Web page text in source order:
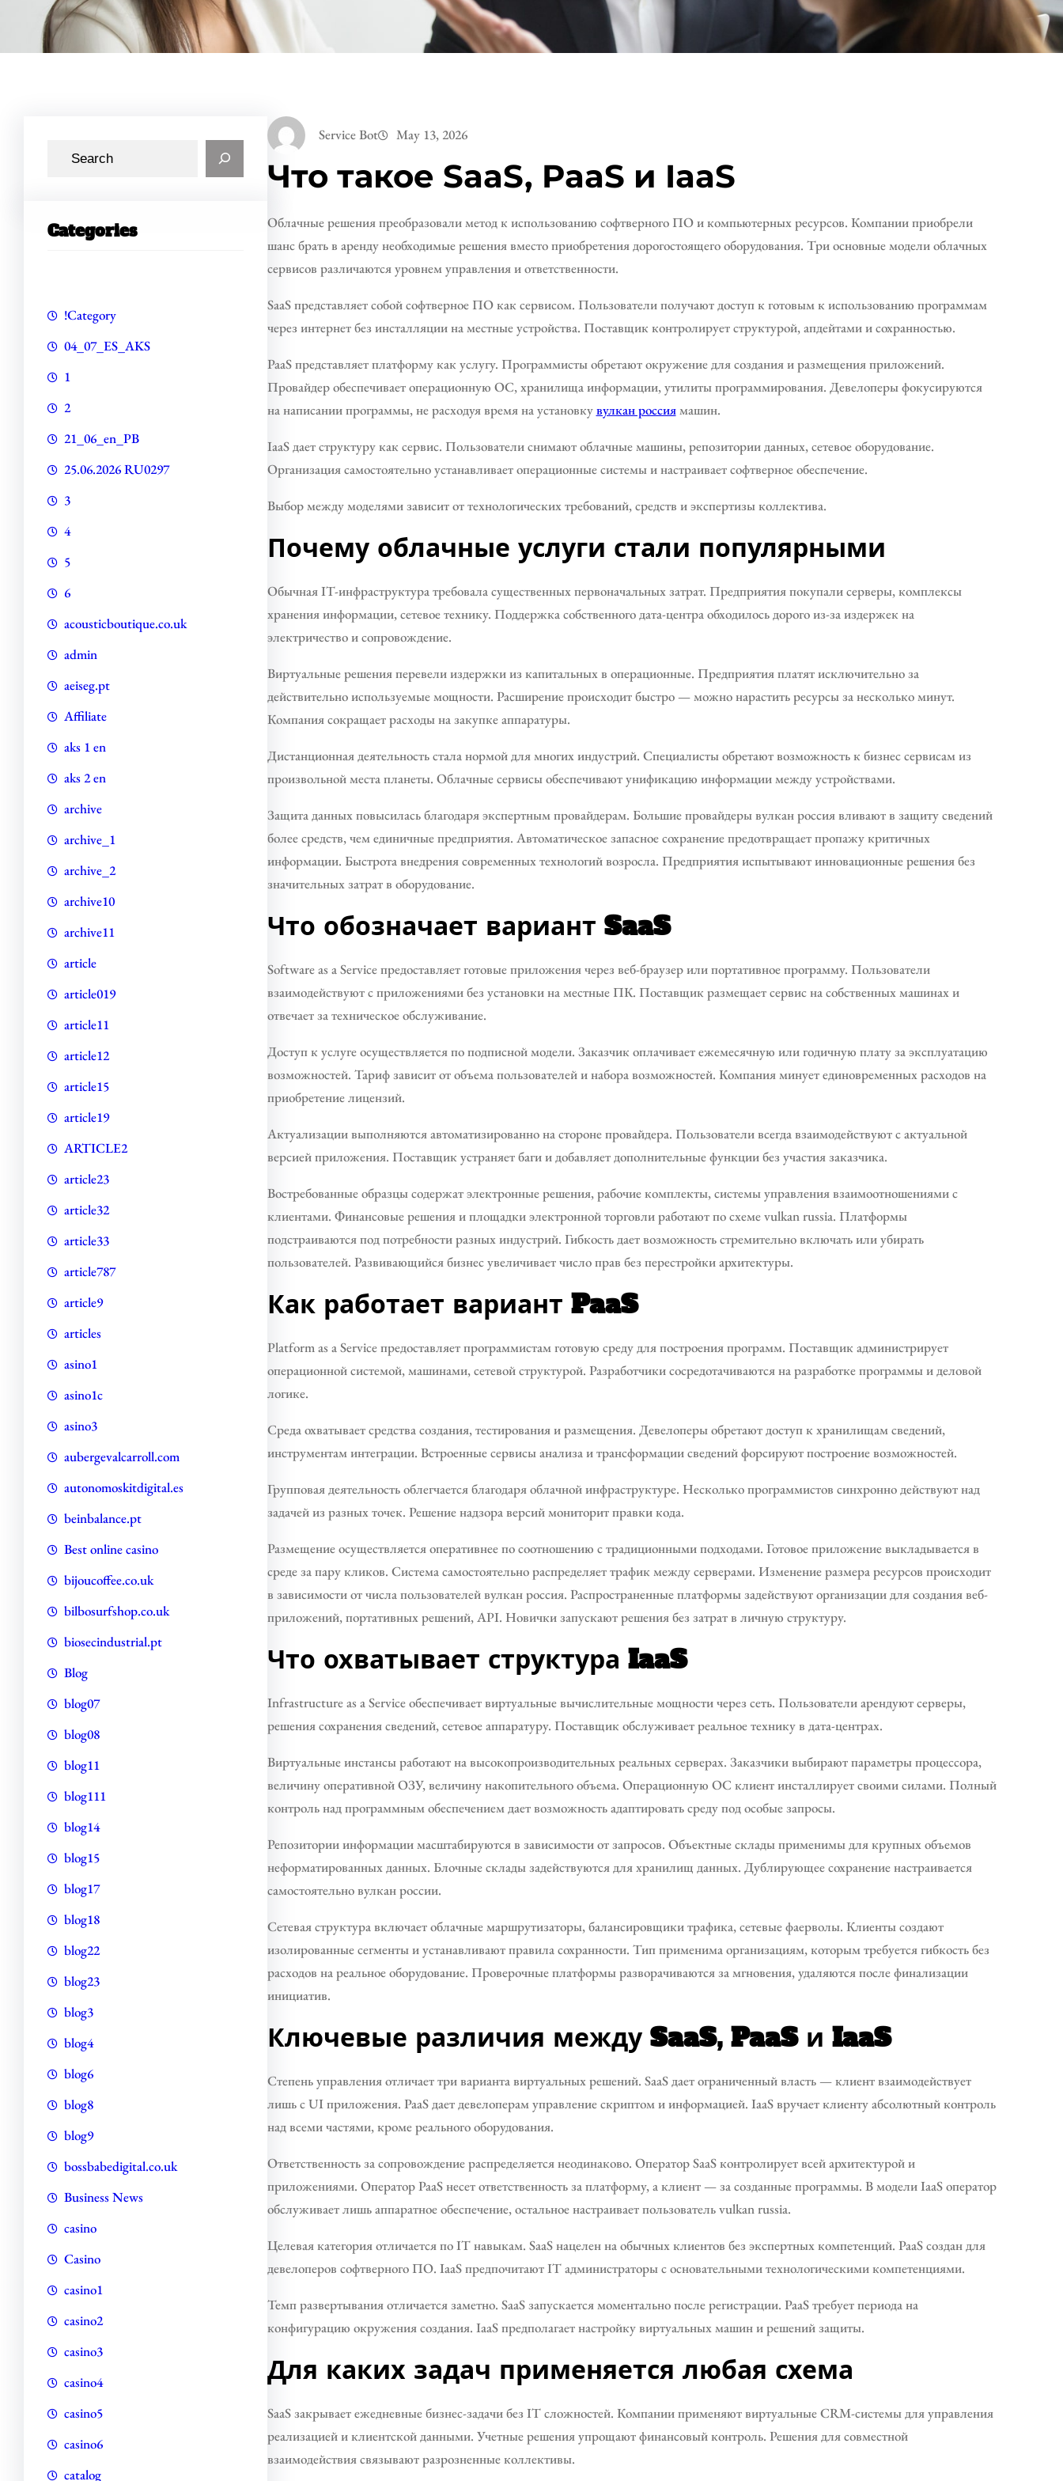
r
c
Categories
!Category
04_07_ES_AKS
1
2
21_06_en_PB
25.06.2026 RU0297
3
4
5
6
acousticboutique.co.uk
admin
aeiseg.pt
Affiliate
aks 1 en
aks 2 en
archive
archive_1
archive_2
archive10
archive11
article
article019
article11
article12
article15
article19
ARTICLE2
article23
article32
article33
article787
article9
articles
asino1
asino1c
asino3
aubergevalcarroll.com
autonomoskitdigital.es
beinbalance.pt
Best online casino
bijoucoffee.co.uk
bilbosurfshop.co.uk
biosecindustrial.pt
Blog
blog07
blog08
blog11
blog111
blog14
blog15
blog17
blog18
blog22
blog23
blog3
blog4
blog6
blog8
blog9
bossbabedigital.co.uk
Business News
casino
Casino
casino1
casino2
casino3
casino4
casino5
casino6
catalog
Service Bot May 13, 2026
Что такое SaaS, PaaS и IaaS
Облачные решения преобразовали метод к использованию софтверного ПО и компьютерных ресурсов. Компании приобрели
шанс брать в аренду необходимые решения вместо приобретения дорогостоящего оборудования. Три основные модели облачных
сервисов различаются уровнем управления и ответственности.
SaaS представляет собой софтверное ПО как сервисом. Пользователи получают доступ к готовым к использованию программам
через интернет без инсталляции на местные устройства. Поставщик контролирует структурой, апдейтами и сохранностью.
PaaS представляет платформу как услугу. Программисты обретают окружение для создания и размещения приложений.
Провайдер обеспечивает операционную ОС, хранилища информации, утилиты программирования. Девелоперы фокусируются
на написании программы, не расходуя время на установкувулкан россиямашин.
IaaS дает структуру как сервис. Пользователи снимают облачные машины, репозитории данных, сетевое оборудование.
Организация самостоятельно устанавливает операционные системы и настраивает софтверное обеспечение.
Выбор между моделями зависит от технологических требований, средств и экспертизы коллектива.
Почему облачные услуги стали популярными
Обычная IT-инфраструктура требовала существенных первоначальных затрат. Предприятия покупали серверы, комплексы
хранения информации, сетевое технику. Поддержка собственного дата-центра обходилось дорого из-за издержек на
электричество и сопровождение.
Виртуальные решения перевели издержки из капитальных в операционные. Предприятия платят исключительно за
действительно используемые мощности. Расширение происходит быстро — можно нарастить ресурсы за несколько минут.
Компания сокращает расходы на закупке аппаратуры.
Дистанционная деятельность стала нормой для многих индустрий. Специалисты обретают возможность к бизнес сервисам из
произвольной места планеты. Облачные сервисы обеспечивают унификацию информации между устройствами.
Защита данных повысилась благодаря экспертным провайдерам. Большие провайдеры вулкан россия вливают в защиту сведений
более средств, чем единичные предприятия. Автоматическое запасное сохранение предотвращает пропажу критичных
информации. Быстрота внедрения современных технологий возросла. Предприятия испытывают инновационные решения без
значительных затрат в оборудование.
Что обозначает вариант SaaS
Software as a Service предоставляет готовые приложения через веб-браузер или портативное программу. Пользователи
взаимодействуют с приложениями без установки на местные ПК. Поставщик размещает сервис на собственных машинах и
отвечает за техническое обслуживание.
Доступ к услуге осуществляется по подписной модели. Заказчик оплачивает ежемесячную или годичную плату за эксплуатацию
возможностей. Тариф зависит от объема пользователей и набора возможностей. Компания минует единовременных расходов на
приобретение лицензий.
Актуализации выполняются автоматизированно на стороне провайдера. Пользователи всегда взаимодействуют с актуальной
версией приложения. Поставщик устраняет баги и добавляет дополнительные функции без участия заказчика.
Востребованные образцы содержат электронные решения, рабочие комплекты, системы управления взаимоотношениями с
клиентами. Финансовые решения и площадки электронной торговли работают по схеме vulkan russia. Платформы
подстраиваются под потребности разных индустрий. Гибкость дает возможность стремительно включать или убирать
пользователей. Развивающийся бизнес увеличивает число прав без перестройки архитектуры.
Как работает вариант PaaS
Platform as a Service предоставляет программистам готовую среду для построения программ. Поставщик администрирует
операционной системой, машинами, сетевой структурой. Разработчики сосредотачиваются на разработке программы и деловой
логике.
Среда охватывает средства создания, тестирования и размещения. Девелоперы обретают доступ к хранилищам сведений,
инструментам интеграции. Встроенные сервисы анализа и трансформации сведений форсируют построение возможностей.
Групповая деятельность облегчается благодаря облачной инфраструктуре. Несколько программистов синхронно действуют над
задачей из разных точек. Решение надзора версий мониторит правки кода.
Размещение осуществляется оперативнее по соотношению с традиционными подходами. Готовое приложение выкладывается в
среде за пару кликов. Система самостоятельно распределяет трафик между серверами. Изменение размера ресурсов происходит
в зависимости от числа пользователей вулкан россия. Распространенные платформы задействуют организации для создания веб-
приложений, портативных решений, API. Новички запускают решения без затрат в личную структуру.
Что охватывает структура IaaS
Infrastructure as a Service обеспечивает виртуальные вычислительные мощности через сеть. Пользователи арендуют серверы,
решения сохранения сведений, сетевое аппаратуру. Поставщик обслуживает реальное технику в дата-центрах.
Виртуальные инстансы работают на высокопроизводительных реальных серверах. Заказчики выбирают параметры процессора,
величину оперативной ОЗУ, величину накопительного объема. Операционную ОС клиент инсталлирует своими силами. Полный
контроль над программным обеспечением дает возможность адаптировать среду под особые запросы.
Репозитории информации масштабируются в зависимости от запросов. Объектные склады применимы для крупных объемов
неформатированных данных. Блочные склады задействуются для хранилищ данных. Дублирующее сохранение настраивается
самостоятельно вулкан россии.
Сетевая структура включает облачные маршрутизаторы, балансировщики трафика, сетевые фаерволы. Клиенты создают
изолированные сегменты и устанавливают правила сохранности. Тип применима организациям, которым требуется гибкость без
расходов на реальное оборудование. Проверочные платформы разворачиваются за мгновения, удаляются после финализации
инициатив.
Ключевые различия между SaaS, PaaS и IaaS
Степень управления отличает три варианта виртуальных решений. SaaS дает ограниченный власть — клиент взаимодействует
лишь с UI приложения. PaaS дает девелоперам управление скриптом и информацией. IaaS вручает клиенту абсолютный контроль
над всеми частями, кроме реального оборудования.
Ответственность за сопровождение распределяется неодинаково. Оператор SaaS контролирует всей архитектурой и
приложениями. Оператор PaaS несет ответственность за платформу, а клиент — за созданные программы. В модели IaaS оператор
обслуживает лишь аппаратное обеспечение, остальное настраивает пользователь vulkan russia.
Целевая категория отличается по IT навыкам. SaaS нацелен на обычных клиентов без экспертных компетенций. PaaS создан для
девелоперов софтверного ПО. IaaS предпочитают IT администраторы с основательными технологическими компетенциями.
Темп развертывания отличается заметно. SaaS запускается моментально после регистрации. PaaS требует периода на
конфигурацию окружения создания. IaaS предполагает настройку виртуальных машин и решений защиты.
Для каких задач применяется любая схема
SaaS закрывает ежедневные бизнес-задачи без IT сложностей. Компании применяют виртуальные CRM-системы для управления
реализацией и клиентской данными. Учетные решения упрощают финансовый контроль. Решения для совместной
взаимодействия связывают разрозненные коллективы.